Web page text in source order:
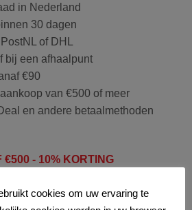
in Nederland
30 dagen
of DHL
bij een afhaalpunt
€90
van €500 of meer
en andere betaalmethoden
€500 - 10% KORTING
+ inbus sleuteltje voor de DS6670
cookies om uw ervaring te